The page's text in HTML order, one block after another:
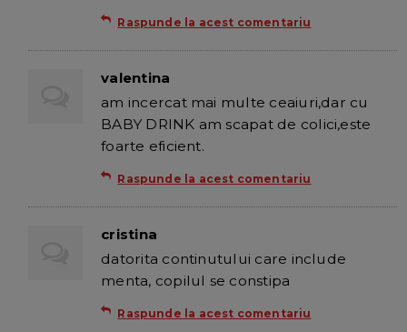
Raspunde la acest comentariu
valentina
am incercat mai multe ceaiuri,dar cu
BABY DRINK am scapat de colici,este
foarte eficient.
Raspunde la acest comentariu
cristina
datorita continutului care include
menta, copilul se constipa
Raspunde la acest comentariu